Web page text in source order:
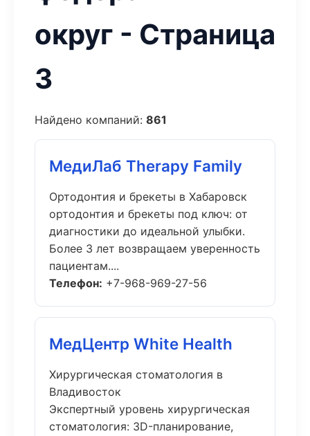
округ - Страница
3
Найдено компаний: 861
МедиЛаб Therapy Family
Ортодонтия и брекеты в Хабаровск
ортодонтия и брекеты под ключ: от
диагностики до идеальной улыбки.
Более 3 лет возвращаем уверенность
пациентам....
Телефон: +7-968-969-27-56
МедЦентр White Health
Хирургическая стоматология в
Владивосток
Экспертный уровень хирургическая
стоматология: 3D-планирование,